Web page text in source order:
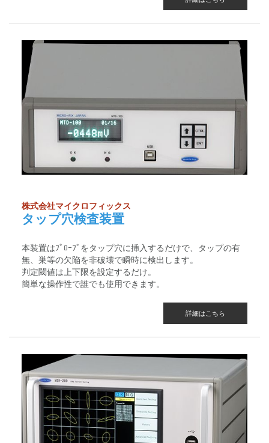
株式会社マイクロフィックス
タップ穴検査装置
本装置はﾌﾟﾛｰﾌﾞをタップ穴に挿入するだけで、タップの有
無、巣等の欠陥を非破壊で瞬時に検出します。
判定閾値は上下限を設定するだけ。
簡単な操作性で誰でも使用できます。
詳細はこちら